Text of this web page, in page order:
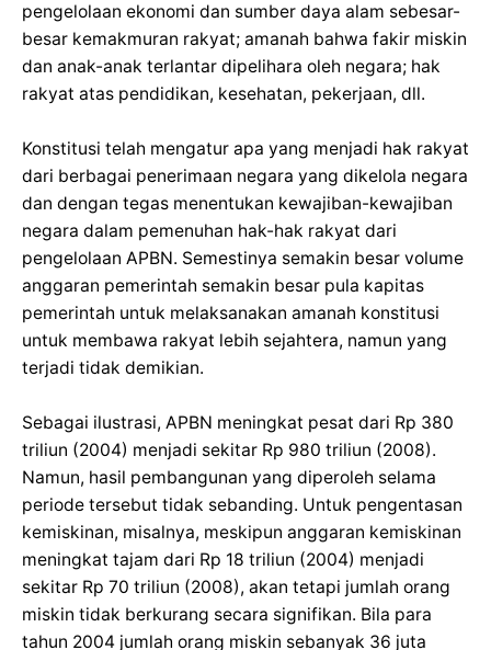
pengelolaan ekonomi dan sumber daya alam sebesar-
besar kemakmuran rakyat; amanah bahwa fakir miskin
dan anak-anak terlantar dipelihara oleh negara; hak
rakyat atas pendidikan, kesehatan, pekerjaan, dll.
Konstitusi telah mengatur apa yang menjadi hak rakyat
dari berbagai penerimaan negara yang dikelola negara
dan dengan tegas menentukan kewajiban-kewajiban
negara dalam pemenuhan hak-hak rakyat dari
pengelolaan APBN. Semestinya semakin besar volume
anggaran pemerintah semakin besar pula kapitas
pemerintah untuk melaksanakan amanah konstitusi
untuk membawa rakyat lebih sejahtera, namun yang
terjadi tidak demikian.
Sebagai ilustrasi, APBN meningkat pesat dari Rp 380
triliun (2004) menjadi sekitar Rp 980 triliun (2008).
Namun, hasil pembangunan yang diperoleh selama
periode tersebut tidak sebanding. Untuk pengentasan
kemiskinan, misalnya, meskipun anggaran kemiskinan
meningkat tajam dari Rp 18 triliun (2004) menjadi
sekitar Rp 70 triliun (2008), akan tetapi jumlah orang
miskin tidak berkurang secara signifikan. Bila para
tahun 2004 jumlah orang miskin sebanyak 36 juta